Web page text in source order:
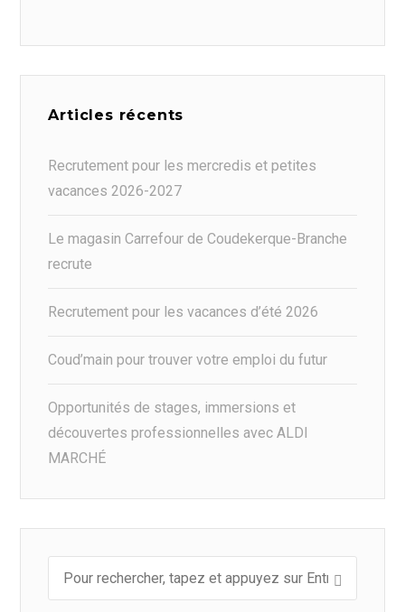
Articles récents
Recrutement pour les mercredis et petites
vacances 2026-2027
Le magasin Carrefour de Coudekerque-Branche
recrute
Recrutement pour les vacances d’été 2026
Coud’main pour trouver votre emploi du futur
Opportunités de stages, immersions et
découvertes professionnelles avec ALDI
MARCHÉ